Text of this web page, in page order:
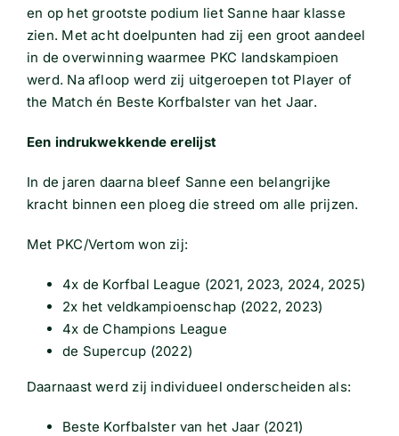
en op het grootste podium liet Sanne haar klasse
zien. Met acht doelpunten had zij een groot aandeel
in de overwinning waarmee PKC landskampioen
werd. Na afloop werd zij uitgeroepen tot Player of
the Match én Beste Korfbalster van het Jaar.
Een indrukwekkende erelijst
In de jaren daarna bleef Sanne een belangrijke
kracht binnen een ploeg die streed om alle prijzen.
Met PKC/Vertom won zij:
4x de Korfbal League (2021, 2023, 2024, 2025)
2x het veldkampioenschap (2022, 2023)
4x de Champions League
de Supercup (2022)
Daarnaast werd zij individueel onderscheiden als:
Beste Korfbalster van het Jaar (2021)